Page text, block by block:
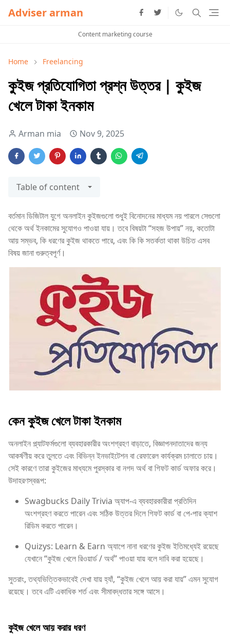
Adviser arman
Content marketing course
Home Freelancing
কুইজ প্রতিযোগিতা প্রশ্ন উত্তর | কুইজ
খেলে টাকা ইনকাম
Arman mia Nov 9, 2025
Table of content
বর্তমান ডিজিটাল যুগে অনলাইন কুইজগুলো শুধুই বিনোদনের মাধ্যম নয় পারলে সেগুলো
থেকে অর্থ ইনকামের সুযোগও পাওয়া যায়। তবে বিষয়টা “সহজ উপায়” নয়, কতোটা
আয় সম্ভব, কি ধরণের কুইজ থাকতে পারে, এবং কি কি সতর্কতা থাকা উচিত এসব
বিষয় জানা গুরুত্বপূর্ণ।
কেন কুইজ খেলে টাকা ইনকাম
অনলাইন প্ল্যাটফর্মগুলো ব্যবহারকারীর অংশগ্রহণ বাড়াতে, বিজ্ঞাপনদাতাদের জন্য
আকর্ষণীয় করে তুলতে এবং বিভিন্ন ইনভাইটেশন বা রেফারেল কার্যক্রম চালাতে চায়।
সেই কারণে তারা কুইজের মাধ্যমে পুরস্কার বা নগদ অর্থ বা গিফট কার্ড অফার করে।
উদাহরণস্বরূপ:
Swagbucks Daily Trivia অ্যাপ-এ ব্যবহারকারীরা প্রতিদিন
অংশগ্রহণ করতে পারেন এবং সঠিক উত্তর দিলে গিফট কার্ড বা পে-পার ক্যাশ
রিডিম করতে পারেন।
Quizys: Learn & Earn অ্যাপে নানা ধরণের কুইজ ইতিমধ্যেই রয়েছে
যেখানে “কুইজ খেলে রিওয়ার্ড / অর্থ” পাওয়া যায় বলে দাবি করা হয়েছে।
সুতরাং, তথ্যভিত্তিকভাবেই দেখা যায় হ্যাঁ, “কুইজ খেলে আয় করা যায়” এমন সুযোগ
রয়েছে। তবে এটি একাধিক শর্ত এবং সীমাবদ্ধতার সঙ্গে আসে।
কুইজ খেলে আয় করার ধরণ